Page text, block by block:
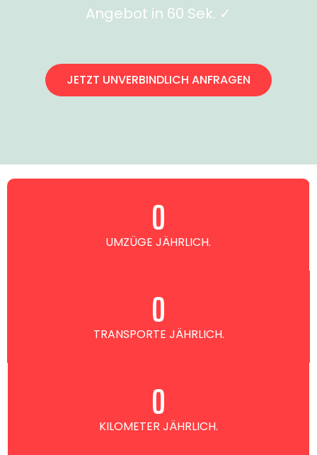
Angebot in 60 Sek. ✓
JETZT UNVERBINDLICH ANFRAGEN
UMZÜGE JÄHRLICH.
0
TRANSPORTE JÄHRLICH.
0
KILOMETER JÄHRLICH.
0